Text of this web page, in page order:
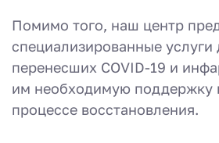
Помимо того, наш центр
специализированные услуги
перенесших COVID-19 и
им необходимую поддержку
процессе восстановления.